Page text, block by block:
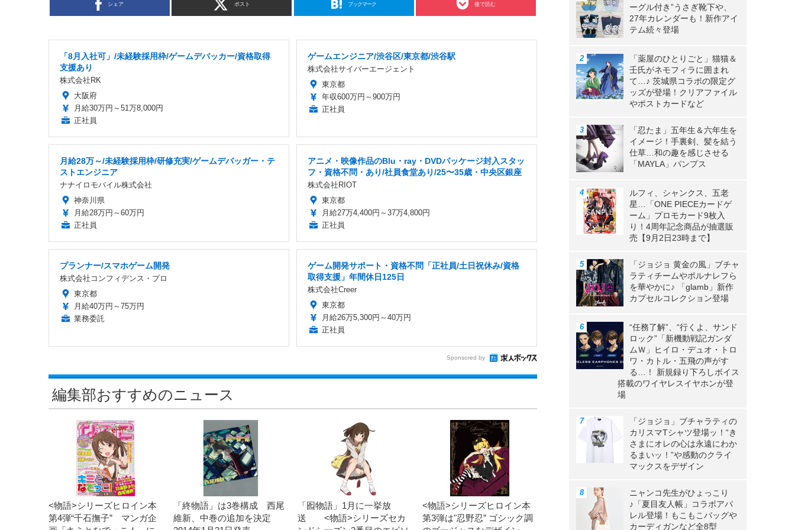
シェア ポスト ブックマーク 後で読む
「8月入社可」/未経験採用枠/ゲームデバッカー/資格取得
支援あり
株式会社RK
大阪府
月給30万円～51万8,000円
正社員
ゲームエンジニア/渋谷区/東京都/渋谷駅
株式会社サイバーエージェント
東京都
年収600万円～900万円
正社員
月給28万～/未経験採用枠/研修充実/ゲームデバッガー・テ
ストエンジニア
ナナイロモバイル株式会社
神奈川県
月給28万円～60万円
正社員
アニメ・映像作品のBlu・ray・DVDパッケージ封入スタッ
フ・資格不問・あり/社員食堂あり/25〜35歳・中央区銀座
株式会社RIOT
東京都
月給27万4,400円～37万4,800円
正社員
プランナー/スマホゲーム開発
株式会社コンフィデンス・プロ
東京都
月給40万円～75万円
業務委託
ゲーム開発サポート・資格不問「正社員/土日祝休み/資格
取得支援」年間休日125日
株式会社Creer
東京都
月給26万5,300円～40万円
正社員
Sponsored by
編集部おすすめのニュース
<物語>シリーズヒロイン本
第4弾“千石撫子” マンガ企
「終物語」は3巻構成 西尾
維新、中巻の追加を決定
「囮物語」1月に一挙放
送 <物語>シリーズセカ
<物語>シリーズヒロイン本
第3弾は"忍野忍” ゴシック調
ーグル付き”うさぎ靴下や、
27年カレンダーも！新作アイ
テム続々登場
「薬屋のひとりごと」猫猫＆
壬氏がネモフィラに囲まれ
て…♪ 茨城県コラボの限定グ
ッズが登場！クリアファイル
やポストカードなど
「忍たま」五年生＆六年生を
イメージ！手裏剣、髪を結う
仕草…和の趣を感じさせる
「MAYLA」パンプス
ルフィ、シャンクス、五老
星…「ONE PIECEカードゲ
ーム」プロモカード9枚入
り！4周年記念商品が抽選販
売【9月2日23時まで】
「ジョジョ 黄金の風」ブチャ
ラティチームやポルナレフら
を華やかに♪ 「glamb」新作
カプセルコレクション登場
“任務了解”、“行くよ、サンド
ロック”「新機動戦記ガンダ
ムＷ」ヒイロ・デュオ・トロ
ワ・カトル・五飛の声がす
る…！ 新規録り下ろしボイス
搭載のワイヤレスイヤホンが登
場
「ジョジョ」ブチャラティの
カリスマTシャツ登場ッ！“き
さまにオレの心は永遠にわか
るまいッ！”や感動のクライ
マックスをデザイン
ニャンコ先生がひょっこり
♪「夏目友人帳」コラボアパ
レル登場！もこもこバッグや
カーディガンなど全8型